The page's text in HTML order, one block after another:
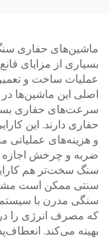
بسیاری از مزایای
عملیات ساخت و
اصلی این ماشین‌ها در
سرعت‌های حفاری
حفاری دارند. این
و هزینه‌های
ضربه و چرخش اجازه
سنگ سخت‌تر هم
سنتی ممکن است
سنگی مدرن با
که مصرف انرژی را
بهینه می‌کند.